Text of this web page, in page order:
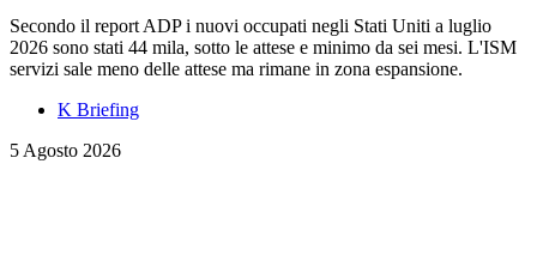
Secondo il report ADP i nuovi occupati negli Stati Uniti a luglio
2026 sono stati 44 mila, sotto le attese e minimo da sei mesi. L'ISM
servizi sale meno delle attese ma rimane in zona espansione.
K Briefing
5 Agosto 2026